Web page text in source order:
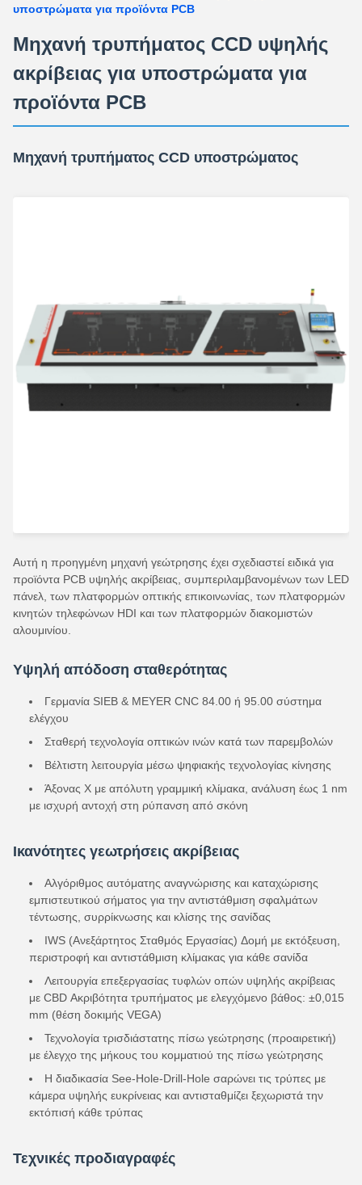
υποστρώματα για προϊόντα PCB
Μηχανή τρυπήματος CCD υψηλής
ακρίβειας για υποστρώματα για
προϊόντα PCB
Μηχανή τρυπήματος CCD υποστρώματος
Αυτή η προηγμένη μηχανή γεώτρησης έχει σχεδιαστεί ειδικά για
προϊόντα PCB υψηλής ακρίβειας, συμπεριλαμβανομένων των LED
πάνελ, των πλατφορμών οπτικής επικοινωνίας, των πλατφορμών
κινητών τηλεφώνων HDI και των πλατφορμών διακομιστών
αλουμινίου.
Υψηλή απόδοση σταθερότητας
Γερμανία SIEB & MEYER CNC 84.00 ή 95.00 σύστημα
ελέγχου
Σταθερή τεχνολογία οπτικών ινών κατά των παρεμβολών
Βέλτιστη λειτουργία μέσω ψηφιακής τεχνολογίας κίνησης
Άξονας Χ με απόλυτη γραμμική κλίμακα, ανάλυση έως 1 nm
με ισχυρή αντοχή στη ρύπανση από σκόνη
Ικανότητες γεωτρήσεις ακρίβειας
Αλγόριθμος αυτόματης αναγνώρισης και καταχώρισης
εμπιστευτικού σήματος για την αντιστάθμιση σφαλμάτων
τέντωσης, συρρίκνωσης και κλίσης της σανίδας
IWS (Ανεξάρτητος Σταθμός Εργασίας) Δομή με εκτόξευση,
περιστροφή και αντιστάθμιση κλίμακας για κάθε σανίδα
Λειτουργία επεξεργασίας τυφλών οπών υψηλής ακρίβειας
με CBD Ακριβότητα τρυπήματος με ελεγχόμενο βάθος: ±0,015
mm (θέση δοκιμής VEGA)
Τεχνολογία τρισδιάστατης πίσω γεώτρησης (προαιρετική)
με έλεγχο της μήκους του κομματιού της πίσω γεώτρησης
Η διαδικασία See-Hole-Drill-Hole σαρώνει τις τρύπες με
κάμερα υψηλής ευκρίνειας και αντισταθμίζει ξεχωριστά την
εκτόπισή κάθε τρύπας
Τεχνικές προδιαγραφές